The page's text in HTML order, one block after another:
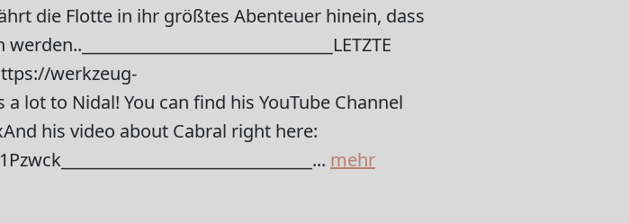
die Flotte in ihr größtes Abenteuer hinein, dass
werkzeug-
a lot to Nidal! You can find his YouTube Channel
his video about Cabral right here:
mehr